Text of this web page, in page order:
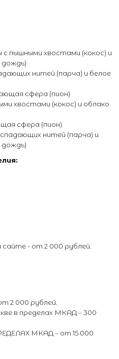
пышными хвостами (кокос) и
нитей (парча) и белое
сфера (пион)
хвостами (кокос) и облако
сфера (пион)
нитей (парча) и
- от 2 000 рублей.
2 000 рублей.
в пределах МКАД – 300
МКАД – от 15 000